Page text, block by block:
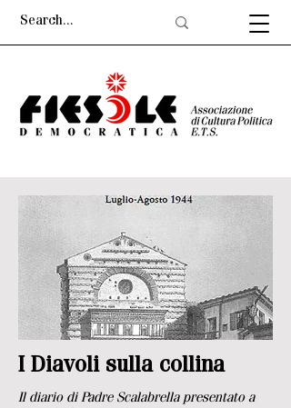
I Diavoli sulla collina
Il diario di Padre Scalabrella presentato a